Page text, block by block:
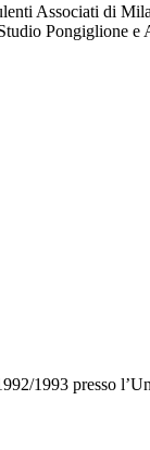
Associati di
Pongiglione e
1993 presso